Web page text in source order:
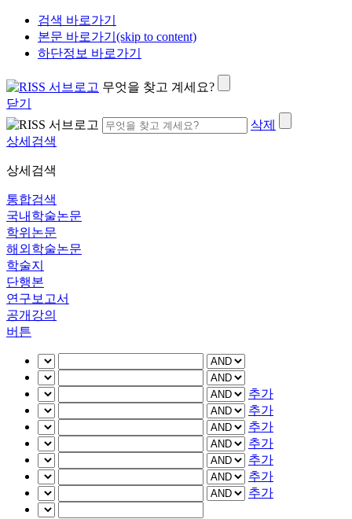
검색 바로가기
본문 바로가기(skip to content)
하단정보 바로가기
무엇을 찾고 계세요?
닫기
삭제
상세검색
상세검색
통합검색
국내학술논문
학위논문
해외학술논문
학술지
단행본
연구보고서
공개강의
버튼
추가
추가
추가
추가
추가
추가
추가